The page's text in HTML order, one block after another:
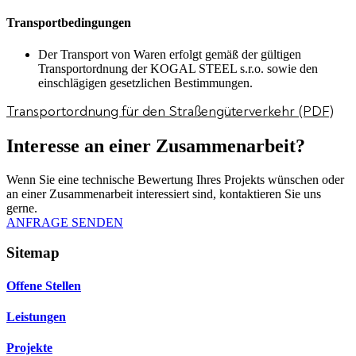
Transportbedingungen
Der Transport von Waren erfolgt gemäß der gültigen
Transportordnung der KOGAL STEEL s.r.o. sowie den
einschlägigen gesetzlichen Bestimmungen.
Transportordnung für den Straßengüterverkehr (PDF)
Interesse an einer Zusammenarbeit?
Wenn Sie eine technische Bewertung Ihres Projekts wünschen oder
an einer Zusammenarbeit interessiert sind, kontaktieren Sie uns
gerne.
ANFRAGE SENDEN
Sitemap
Offene Stellen
Leistungen
Projekte